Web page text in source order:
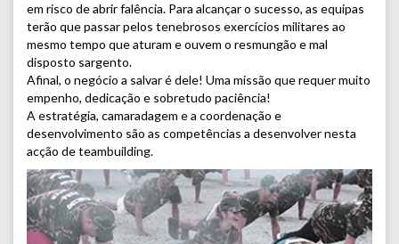
em risco de abrir falência. Para alcançar o sucesso, as equipas
terão que passar pelos tenebrosos exercícios militares ao
mesmo tempo que aturam e ouvem o resmungão e mal
disposto sargento.
Afinal, o negócio a salvar é dele! Uma missão que requer muito
empenho, dedicação e sobretudo paciência!
A estratégia, camaradagem e a coordenação e
desenvolvimento são as competências a desenvolver nesta
acção de teambuilding.